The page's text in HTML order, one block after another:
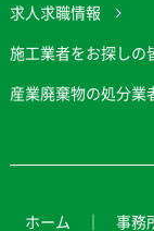
求人求職情報
施工業者をお探しの
産業廃棄物の処分業
ホーム 事務